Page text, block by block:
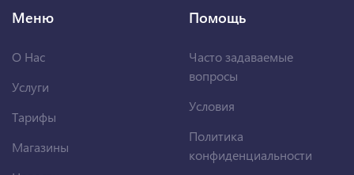
Меню
О Нас
Услуги
Тарифы
Магазины
Помощь
Часто задаваемые
вопросы
Условия
Политика
конфиденциальности